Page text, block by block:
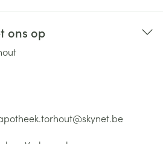
ons op
skynet.be